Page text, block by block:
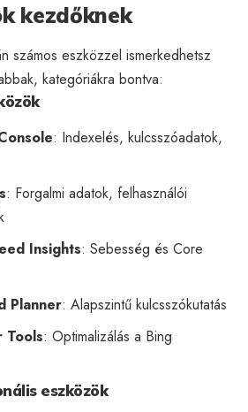
kezdőknek
számos eszközzel ismerkedhetsz
kategóriákra bontva:
: Indexelés, kulcsszóadatok,
: Forgalmi adatok, felhasználói
Insights: Sebesség és Core
Planner: Alapszintű kulcsszókutatás
Tools: Optimalizálás a Bing
eszközök